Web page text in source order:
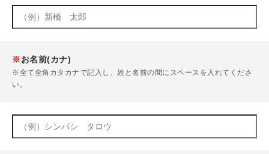
※お名前(カナ)
※全て全角カタカナで記入し、姓と名前の間にスペースを入れてくださ
い。